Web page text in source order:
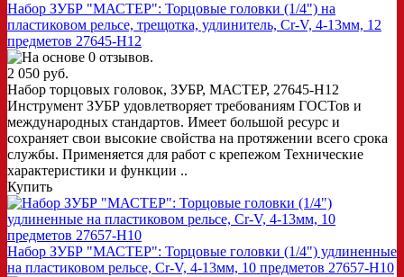
Набор ЗУБР "МАСТЕР": Торцовые головки (1/4") на
пластиковом рельсе, трещотка, удлинитель, Cr-V, 4-13мм, 12
предметов 27645-H12
2 050 руб.
Набор торцовых головок, ЗУБР, МАСТЕР, 27645-H12
Инструмент ЗУБР удовлетворяет требованиям ГОСТов и
международных стандартов. Имеет большой ресурс и
сохраняет свои высокие свойства на протяжении всего срока
службы. Применяется для работ с крепежом Технические
характеристики и функции ..
Купить
Набор ЗУБР "МАСТЕР": Торцовые головки (1/4") удлиненные
на пластиковом рельсе, Cr-V, 4-13мм, 10 предметов 27657-H10